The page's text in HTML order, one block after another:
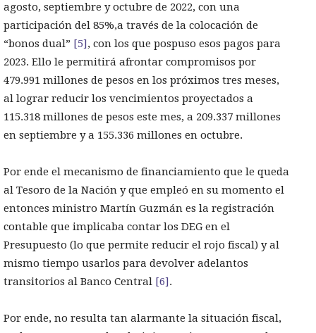
agosto, septiembre y octubre de 2022, con una
participación del 85%,a través de la colocación de
“bonos dual” [5], con los que pospuso esos pagos para
2023. Ello le permitirá afrontar compromisos por
479.991 millones de pesos en los próximos tres meses,
al lograr reducir los vencimientos proyectados a
115.318 millones de pesos este mes, a 209.337 millones
en septiembre y a 155.336 millones en octubre.
Por ende el mecanismo de financiamiento que le queda
al Tesoro de la Nación y que empleó en su momento el
entonces ministro Martín Guzmán es la registración
contable que implicaba contar los DEG en el
Presupuesto (lo que permite reducir el rojo fiscal) y al
mismo tiempo usarlos para devolver adelantos
transitorios al Banco Central [6].
Por ende, no resulta tan alarmante la situación fiscal,